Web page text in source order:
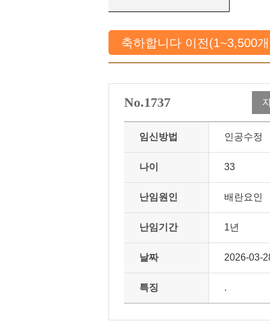
축하합니다 이전(1~3,500
No.1737
임신방법 인공수정
나이 33
난임원인 배란요인
난임기간 1년
날짜 2026-03-
특징 .